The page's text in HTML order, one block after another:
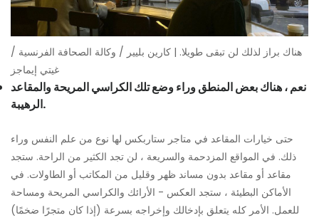
هناك براز لذلك لن تبقى طويلا. | كارين بليير / وكالة الصحافة الفرنسية /
غيتي إيماجز
نعم ، هناك بعض المنطق وراء وضع تلك الكراسي المريحة والمقاعد
الرهيبة.
حتى خيارات المقاعد في متاجر ستاربكس لها نوع من علم النفس وراء
ذلك. في المواقع المزدحمة والسريعة ، لن تجد الكثير من الراحة. ستجد
مقاعد أو مقاعد بدون مساند ظهر وقليل من المكاتب أو الطاولات. في
الأماكن البطيئة ، ستجد العكس - الأرائك والكراسي المريحة ومساحة
للعمل. الأمر كله يتعلق بإدخالك وإخراجه بسرعة (إذا كان متجرًا ضخمًا)